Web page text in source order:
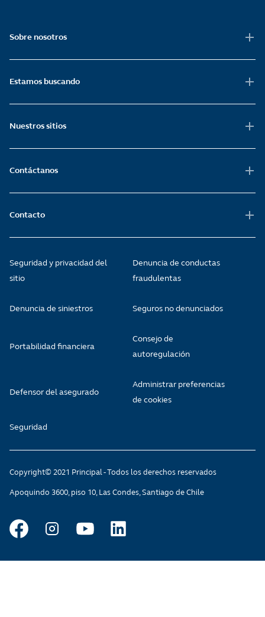
Sobre nosotros
Estamos buscando
Nuestros sitios
Contáctanos
Contacto
Seguridad y privacidad del
sitio
Denuncia de conductas
fraudulentas
Denuncia de siniestros Seguros no denunciados
Portabilidad financiera
Consejo de
autoregulación
Defensor del asegurado
Administrar preferencias
de cookies
Seguridad
Copyright© 2021 Principal - Todos los derechos reservados
Apoquindo 3600, piso 10, Las Condes, Santiago de Chile